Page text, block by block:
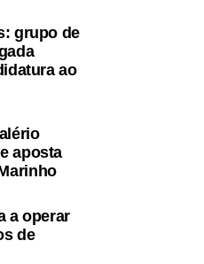
importa é
municípios, ouvindo as
para as demandas
seguir trabalhando e
para construir essa
10º mandato”, afirmou
grupo de
ao
aposta
a operar
de